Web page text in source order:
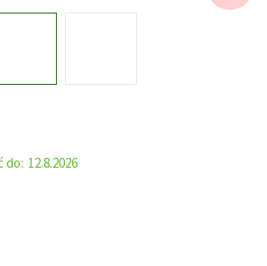
12.8.2026